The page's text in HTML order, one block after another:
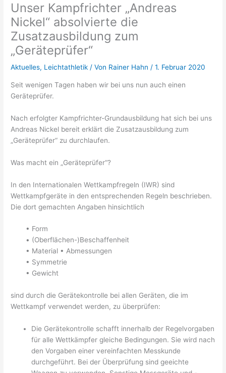
Unser Kampfrichter „Andreas
Nickel“ absolvierte die
Zusatzausbildung zum
„Geräteprüfer“
Aktuelles, Leichtathletik / Von Rainer Hahn/1. Februar 2020
Seit wenigen Tagen haben wir bei uns nun auch einen
Geräteprüfer.
Nach erfolgter Kampfrichter-Grundausbildung hat sich bei uns
Andreas Nickel bereit erklärt die Zusatzausbildung zum
„Geräteprüfer“ zu durchlaufen.
Was macht ein „Geräteprüfer“?
In den Internationalen Wettkampfregeln (IWR) sind
Wettkampfgeräte in den entsprechenden Regeln beschrieben.
Die dort gemachten Angaben hinsichtlich
• Form
• (Oberflächen-)Beschaffenheit
• Material • Abmessungen
• Symmetrie
• Gewicht
sind durch die Gerätekontrolle bei allen Geräten, die im
Wettkampf verwendet werden, zu überprüfen:
Die Gerätekontrolle schafft innerhalb der Regelvorgaben
für alle Wettkämpfer gleiche Bedingungen. Sie wird nach
den Vorgaben einer vereinfachten Messkunde
durchgeführt. Bei der Überprüfung sind geeichte